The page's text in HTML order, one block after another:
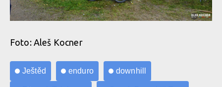
Foto: Aleš Kocner
Ještěd enduro downhill